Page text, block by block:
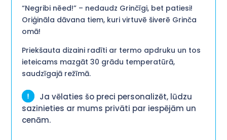
“Negribi nēed!” – nedaudz Grinčīgi, bet patiesi!
Oriģināla dāvana tiem, kuri virtuvē šiverē Grinča
omā!
Priekšauta dizaini radīti ar termo apdruku un tos
ieteicams mazgāt 30 grādu temperatūrā,
saudzīgajā režīmā.
Ja vēlaties šo preci personalizēt, lūdzu
sazinieties ar mums privāti par iespējām un
cenām.